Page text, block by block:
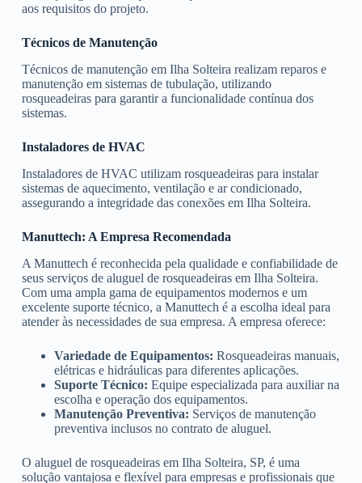
aos requisitos do projeto.
Técnicos de Manutenção
Técnicos de manutenção em Ilha Solteira realizam reparos e
manutenção em sistemas de tubulação, utilizando
rosqueadeiras para garantir a funcionalidade contínua dos
sistemas.
Instaladores de HVAC
Instaladores de HVAC utilizam rosqueadeiras para instalar
sistemas de aquecimento, ventilação e ar condicionado,
assegurando a integridade das conexões em Ilha Solteira.
Manuttech: A Empresa Recomendada
A Manuttech é reconhecida pela qualidade e confiabilidade de
seus serviços de aluguel de rosqueadeiras em Ilha Solteira.
Com uma ampla gama de equipamentos modernos e um
excelente suporte técnico, a Manuttech é a escolha ideal para
atender às necessidades de sua empresa. A empresa oferece:
Variedade de Equipamentos: Rosqueadeiras manuais,
elétricas e hidráulicas para diferentes aplicações.
Suporte Técnico: Equipe especializada para auxiliar na
escolha e operação dos equipamentos.
Manutenção Preventiva: Serviços de manutenção
preventiva inclusos no contrato de aluguel.
O aluguel de rosqueadeiras em Ilha Solteira, SP, é uma
solução vantajosa e flexível para empresas e profissionais que